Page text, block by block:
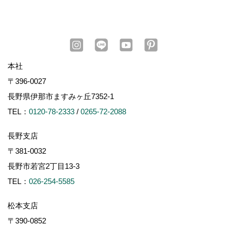
本社
〒396-0027
長野県伊那市ますみヶ丘7352-1
TEL： 0120-78-2333 / 0265-72-2088
長野支店
〒381-0032
長野市若宮2丁目13-3
TEL： 026-254-5585
松本支店
〒390-0852